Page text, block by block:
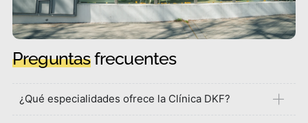
Preguntasfrecuentes
¿Qué especialidades ofrece la Clínica DKF?